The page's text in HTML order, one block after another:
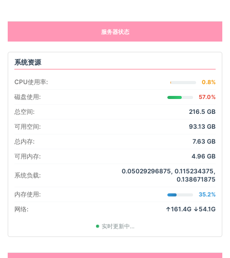
服务器状态
系统资源
CPU使用率: 0.8%
磁盘使用: 57.0%
总空间:
216.5 GB
可用空间:
93.13 GB
总内存:
7.63 GB
可用内存:
4.96 GB
系统负载:
0.05029296875, 0.115234375,
0.138671875
内存使用:
35.2%
网络: ↑161.4G ↓54.1G
实时更新中...